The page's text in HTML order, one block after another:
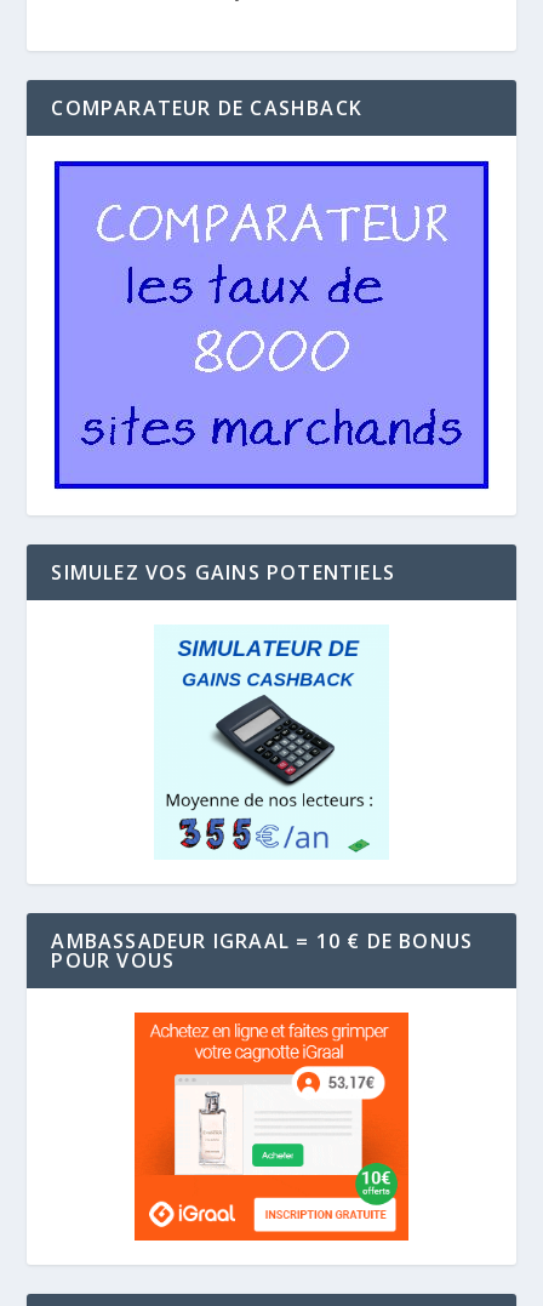
COMPARATEUR DE CASHBACK
SIMULEZ VOS GAINS POTENTIELS
AMBASSADEUR IGRAAL = 10 € DE BONUS
POUR VOUS